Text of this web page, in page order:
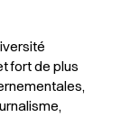
fort de plus